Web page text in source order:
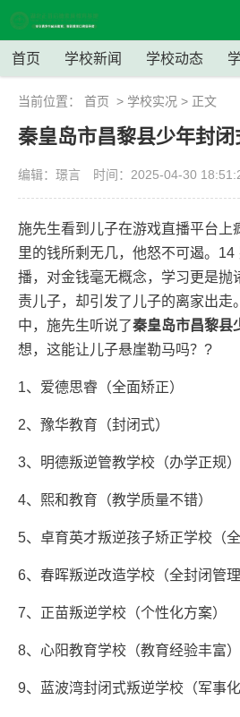
首页 学校新闻 学校动态
当前位置： 首页 > 学校实况 > 正文
秦皇岛市昌黎县少年封闭
编辑：璟言 时间：2025-04-30
施先生看到儿子在游戏直播平台上
里的钱所剩无几，他怒不可遏。14
播，对金钱毫无概念，学习更是抛
责儿子，却引发了儿子的离家出走
中，施先生听说了秦皇岛市昌黎县
想，这能让儿子悬崖勒马吗？?
1、爱德思睿（全面矫正）
2、豫华教育（封闭式）
3、明德叛逆管教学校（办学正规）
4、熙和教育（教学质量不错）
5、卓育英才叛逆孩子矫正学校（
6、春晖叛逆改造学校（全封闭管理
7、正苗叛逆学校（个性化方案）
8、心阳教育学校（教育经验丰富）
9、蓝波湾封闭式叛逆学校（军事化